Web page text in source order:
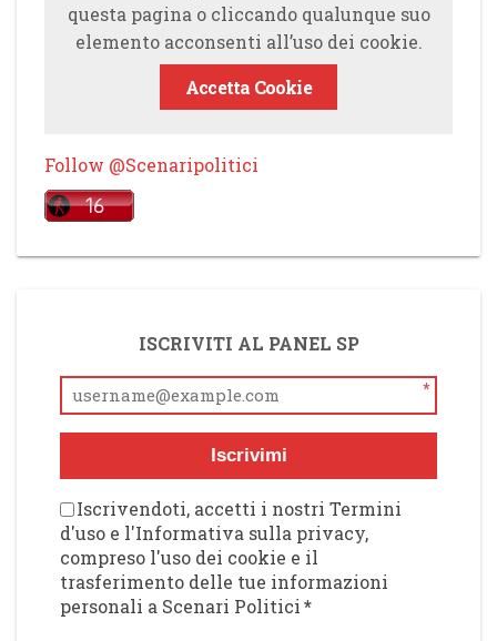
questa pagina o cliccando qualunque suo
elemento acconsenti all’uso dei cookie.
Accetta Cookie
Follow @Scenaripolitici
ISCRIVITI AL PANEL SP
*
Iscrivimi
Iscrivendoti, accetti i nostri Termini
d'uso e l'Informativa sulla privacy,
compreso l'uso dei cookie e il
trasferimento delle tue informazioni
personali a Scenari Politici*